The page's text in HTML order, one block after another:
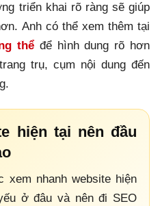
triển khai rõ ràng sẽ giúp
Anh có thể xem thêm tại
thể để hình dung rõ hơn
trụ, cụm nội dung đến
hiện tại nên đầu
xem nhanh website hiện
ở đâu và nên đi SEO